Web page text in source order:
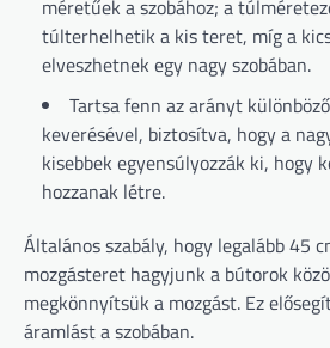
méretűek a szobához; a
túlterhelhetik a kis teret, míg a
elveszhetnek egy nagy szobában.
Tartsa fenn az arányt
keverésével, biztosítva, hogy a
kisebbek egyensúlyozzák ki, hogy
hozzanak létre.
Általános szabály, hogy legalább 45
mozgásteret hagyjunk a bútorok
megkönnyítsük a mozgást. Ez
áramlást a szobában.